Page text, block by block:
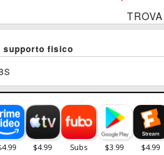
TROVA
supporto fisico